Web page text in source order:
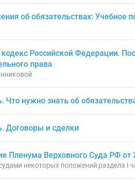
об обязательствах: Учебное
Российской Федерации.
права
Что нужно знать об
Договоры и сделки
Пленума Верховного Суда РФ от
некоторых положений раздела I